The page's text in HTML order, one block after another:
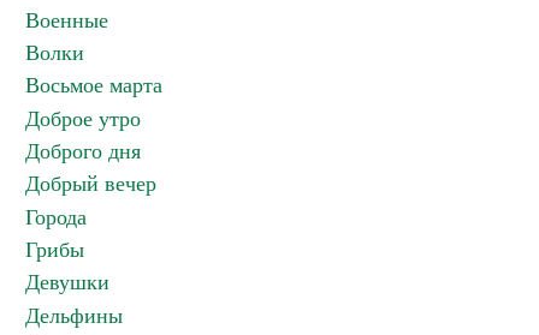
Военные
Волки
Восьмое марта
Доброе утро
Доброго дня
Добрый вечер
Города
Грибы
Девушки
Дельфины